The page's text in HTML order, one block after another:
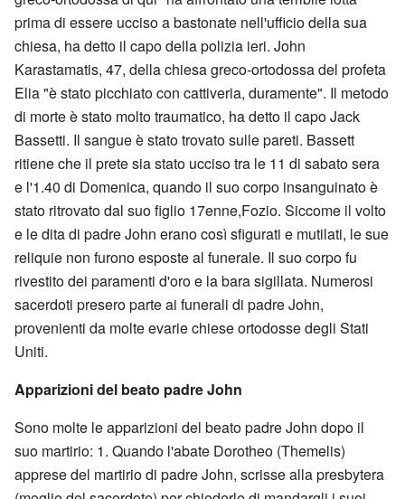
prima di essere ucciso a bastonate nell'ufficio della sua
chiesa, ha detto il capo della polizia ieri. John
Karastamatis, 47, della chiesa greco-ortodossa del profeta
Elia "è stato picchiato con cattiveria, duramente". Il metodo
di morte è stato molto traumatico, ha detto il capo Jack
Bassetti. Il sangue è stato trovato sulle pareti. Bassett
ritiene che il prete sia stato ucciso tra le 11 di sabato sera
e l'1.40 di Domenica, quando il suo corpo insanguinato è
stato ritrovato dal suo figlio 17enne,Fozio. Siccome il volto
e le dita di padre John erano così sfigurati e mutilati, le sue
reliquie non furono esposte al funerale. Il suo corpo fu
rivestito dei paramenti d'oro e la bara sigillata. Numerosi
sacerdoti presero parte ai funerali di padre John,
provenienti da molte evarie chiese ortodosse degli Stati
Uniti.
Apparizioni del beato padre John
Sono molte le apparizioni del beato padre John dopo il
suo martirio: 1. Quando l'abate Dorotheo (Themelis)
apprese del martirio di padre John, scrisse alla presbytera